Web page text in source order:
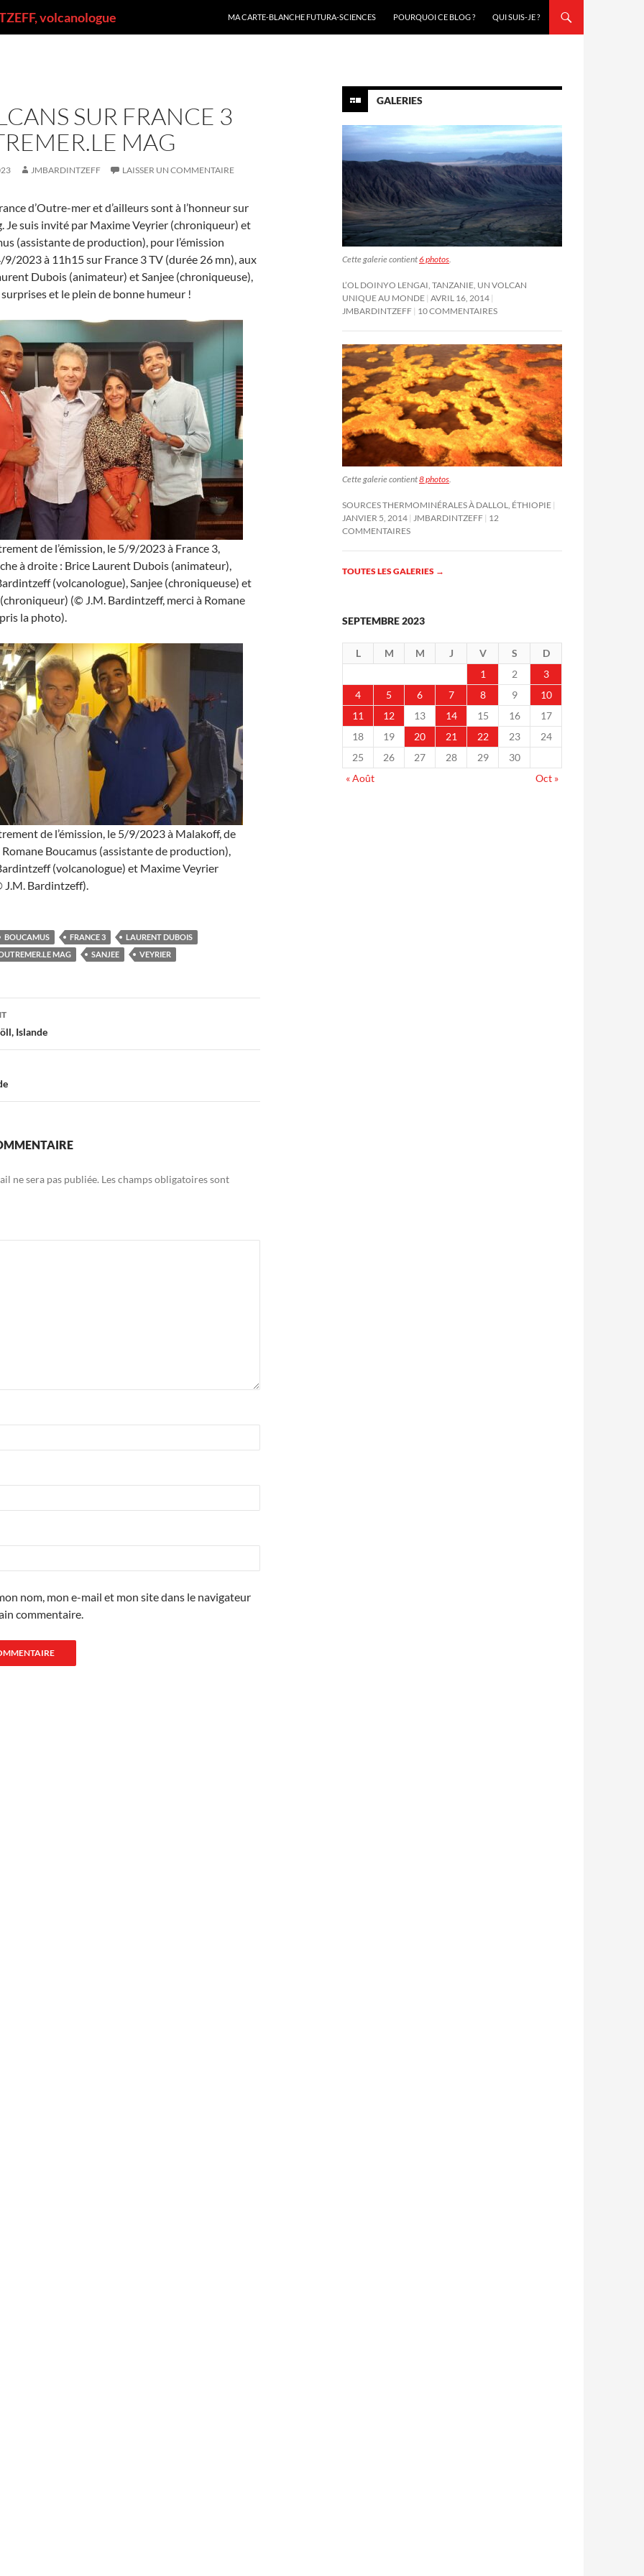
volcanologue
MA CARTE-BLANCHE FUTURA-SCIENCES
POURQUOI CE BLOG ? QUI SUIS-JE ?
SUR FRANCE 3
MAG
JMBARDINTZEFF LAISSER UN COMMENTAIRE
d’Outre-mer et d’ailleurs sont à l’honneur sur
Je suis invité par Maxime Veyrier (chroniqueur) et
(assistante de production), pour l’émission
2023 à 11h15 sur France 3 TV (durée 26 mn), aux
Dubois (animateur) et Sanjee (chroniqueuse),
et le plein de bonne humeur !
de l’émission, le 5/9/2023 à France 3,
à droite : Brice Laurent Dubois (animateur),
(volcanologue), Sanjee (chroniqueuse) et
(© J.M. Bardintzeff, merci à Romane
la photo).
de l’émission, le 5/9/2023 à Malakoff, de
Boucamus (assistante de production),
(volcanologue) et Maxime Veyrier
Bardintzeff).
BOUCAMUS FRANCE 3
LAURENT DUBOIS
MAG SANJEE VEYRIER
Islande
ne sera pas publiée. Les champs obligatoires sont
nom, mon e-mail et mon site dans le navigateur
commentaire.
GALERIES
Cette galerie contient6 photos.
L’OL DOINYO LENGAI, TANZANIE, UN VOLCAN
UNIQUE AU MONDE AVRIL 16, 2014
JMBARDINTZEFF 10 COMMENTAIRES
Cette galerie contient8 photos
SOURCES THERMOMINÉRALES À DALLOL, ÉTHIOPIE
JANVIER 5, 2014
JMBARDINTZEFF 12
COMMENTAIRES
TOUTES LES GALERIES →
SEPTEMBRE 2023
L M M J V S
D
1
2
3
4
5 6 7 8 9
10
11
12 13 14 15 16
17
18
19 20 21 22 23
24
25
26 27 28 29
30
« Août
Oct »